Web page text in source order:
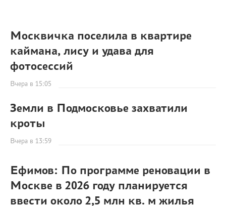
Москвичка поселила в квартире
каймана, лису и удава для
фотосессий
Вчера в 15:05
Земли в Подмосковье захватили
кроты
Вчера в 13:59
Ефимов: По программе реновации в
Москве в 2026 году планируется
ввести около 2,5 млн кв. м жилья